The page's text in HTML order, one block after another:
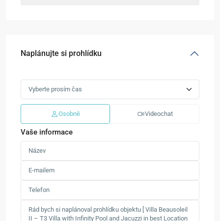
Naplánujte si prohlídku
Osobně Videochat
Vaše informace